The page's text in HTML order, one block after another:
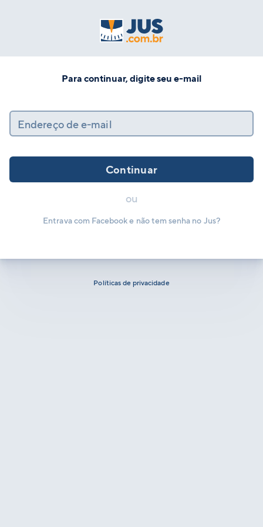
Para continuar, digite seu e-mail
Endereço de e-mail
Continuar
ou
Entrava com Facebook e não tem senha no Jus?
Políticas de privacidade